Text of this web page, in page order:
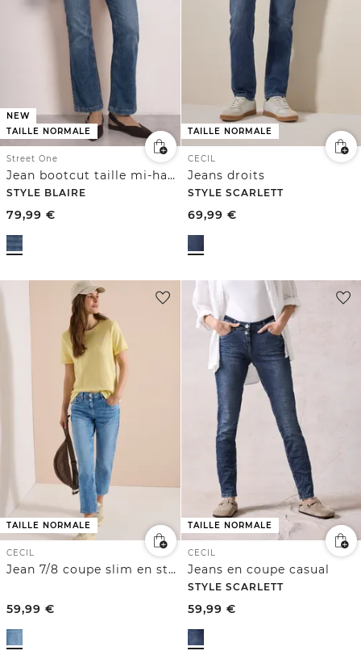
NEW
TAILLE NORMALE
Street One
Jean bootcut taille mi-haute, coupe slim
STYLE BLAIRE
79,99 €
TAILLE NORMALE
CECIL
Jeans droits
STYLE SCARLETT
69,99 €
TAILLE NORMALE
CECIL
Jean 7/8 coupe slim en style décontracté
59,99 €
TAILLE NORMALE
CECIL
Jeans en coupe casual
STYLE SCARLETT
59,99 €